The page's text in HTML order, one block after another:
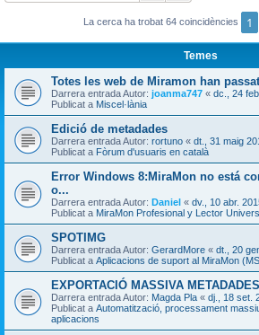
La cerca ha trobat 64 coincidències 1
Temes
Totes les web de Miramon han
Darrera entrada Autor: joanma747 « dc., 24
Publicat a Miscel·lània
Edició de metadades
Darrera entrada Autor: rortuno « dt., 31 maig
Publicat a Fòrum d'usuaris en català
Error Windows 8:MiraMon no está
o...
Darrera entrada Autor: Daniel « dv., 10 abr.
Publicat a MiraMon Profesional y Lector
SPOTIMG
Darrera entrada Autor: GerardMore « dt., 20
Publicat a Aplicacions de suport al MiraMon
EXPORTACIÓ MASSIVA
Darrera entrada Autor: Magda Pla « dj., 18 set.
Publicat a Automatització, processament
aplicacions